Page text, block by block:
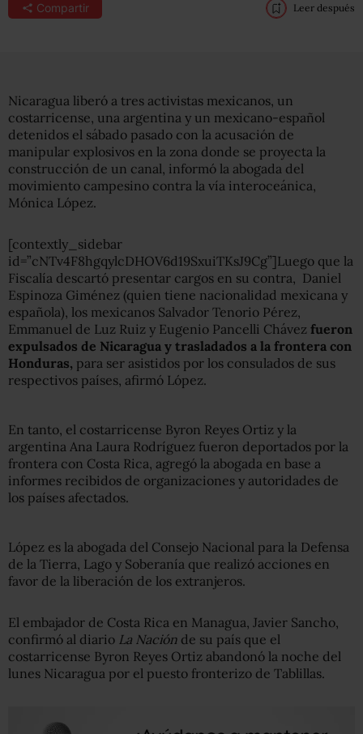
Compartir Leer después
Nicaragua liberó a tres activistas mexicanos, un
costarricense, una argentina y un mexicano-español
detenidos el sábado pasado con la acusación de
manipular explosivos en la zona donde se proyecta la
construcción de un canal, informó la abogada del
movimiento campesino contra la vía interoceánica,
Mónica López.
[contextly_sidebar
id=”cNTv4F8hgqylcDHOV6d19SxuiTKsJ9Cg”]Luego que la
Fiscalía descartó presentar cargos en su contra, Daniel
Espinoza Giménez (quien tiene nacionalidad mexicana y
española), los mexicanos Salvador Tenorio Pérez,
Emmanuel de Luz Ruiz y Eugenio Pancelli Chávez fueron
expulsados de Nicaragua y trasladados a la frontera con
Honduras, para ser asistidos por los consulados de sus
respectivos países, afirmó López.
En tanto, el costarricense Byron Reyes Ortiz y la
argentina Ana Laura Rodríguez fueron deportados por la
frontera con Costa Rica, agregó la abogada en base a
informes recibidos de organizaciones y autoridades de
los países afectados.
López es la abogada del Consejo Nacional para la Defensa
de la Tierra, Lago y Soberanía que realizó acciones en
favor de la liberación de los extranjeros.
El embajador de Costa Rica en Managua, Javier Sancho,
confirmó al diario La Nación de su país que el
costarricense Byron Reyes Ortiz abandonó la noche del
lunes Nicaragua por el puesto fronterizo de Tablillas.